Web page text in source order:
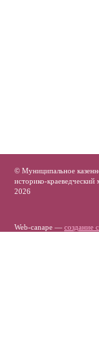
© Муниципальное
историко-краеведческий
2026
Web-canape — создание